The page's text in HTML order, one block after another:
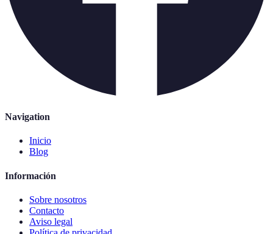
Navigation
Inicio
Blog
Información
Sobre nosotros
Contacto
Aviso legal